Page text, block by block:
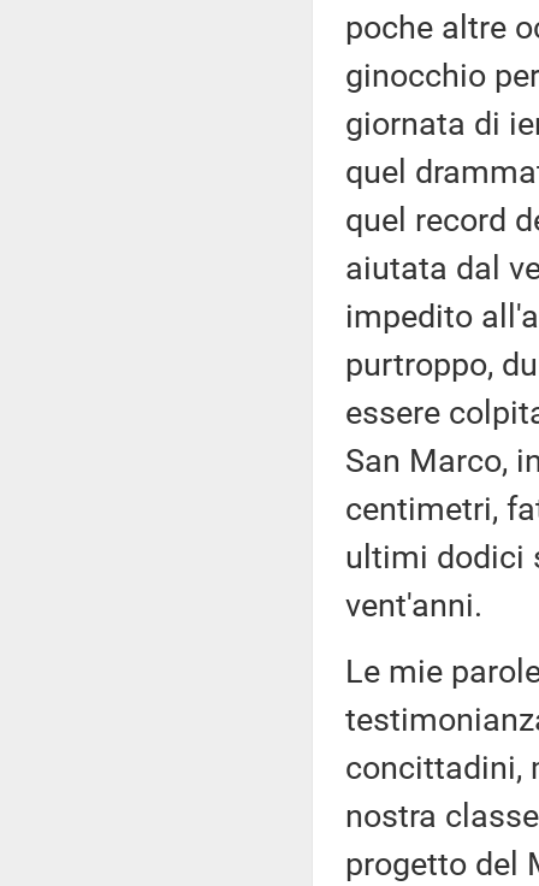
poche altre
ginocchio
giornata di
quel
quel record
aiutata dal
impedito
purtroppo,
essere
San Marco,
centimetri,
ultimi dodici
vent'anni.
Le mie
concittadini,
nostra
progetto del